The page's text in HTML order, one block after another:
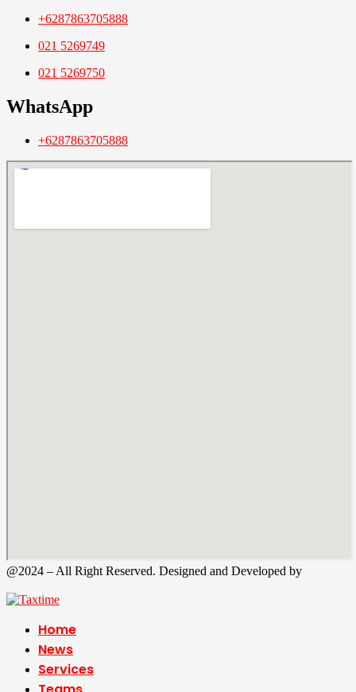
+6287863705888
021 5269749
021 5269750
WhatsApp
+6287863705888
@2024 – All Right Reserved. Designed and Developed by
Home
News
Services